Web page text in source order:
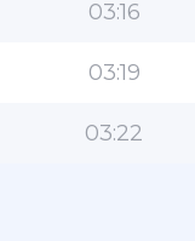
03:16
03:19
03:22